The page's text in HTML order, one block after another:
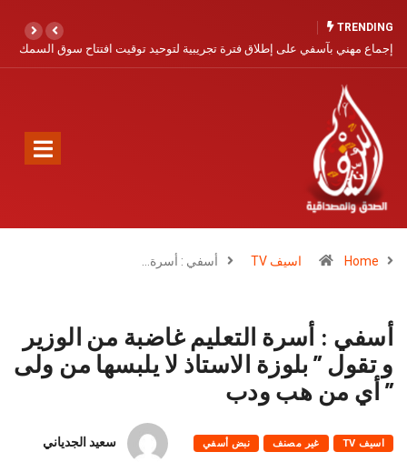
TRENDING
تجريبية لتوحيد توقيت افتتاح سوق السمك آسفي… مدينة التاريخ والخزف تنتظر
Home اسيف TV أسفي : أسرة…
أسفي : أسرة التعليم غاضبة من الوزير
و تقول ” بلوزة الاستاذ لا يلبسها من ولى
” أي من هب ودب
اسيف TV غير مصنف نبض أسفي سعيد الجدياني